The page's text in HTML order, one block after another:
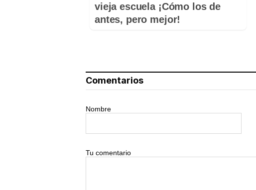
vieja escuela ¡Cómo los de
antes, pero mejor!
Comentarios
Nombre
Tu comentario